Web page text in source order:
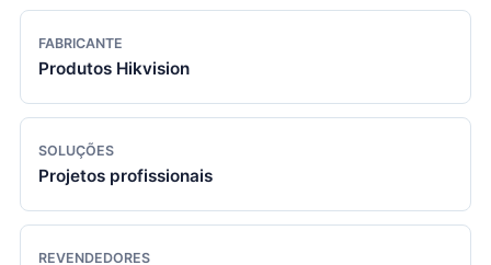
FABRICANTE
Produtos Hikvision
SOLUÇÕES
Projetos profissionais
REVENDEDORES